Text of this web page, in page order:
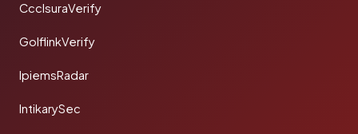
CcclsuraVerify
GolflinkVerify
IpiemsRadar
IntikarySec